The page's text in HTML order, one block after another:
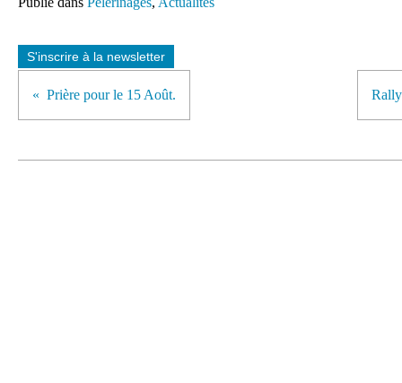
S'inscrire à la newsletter
Prière pour le 15 Août.